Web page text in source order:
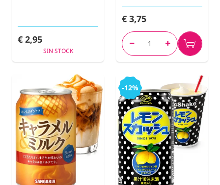
€ 2,95
SIN STOCK
€ 3,75
-12%